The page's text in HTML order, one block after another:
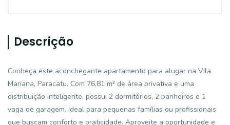
Descrição
Conheça este aconchegante apartamento para alugar na Vila
Mariana, Paracatu. Com 76,81 m² de área privativa e uma
distribuição inteligente, possui 2 dormitórios, 2 banheiros e 1
vaga de garagem. Ideal para pequenas famílias ou profissionais
que buscam conforto e praticidade. Aproveite a oportunidade e